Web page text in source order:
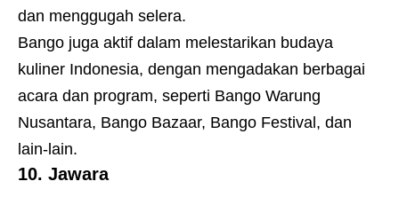
dan menggugah selera.
Bango juga aktif dalam melestarikan budaya
kuliner Indonesia, dengan mengadakan berbagai
acara dan program, seperti Bango Warung
Nusantara, Bango Bazaar, Bango Festival, dan
lain-lain.
10. Jawara